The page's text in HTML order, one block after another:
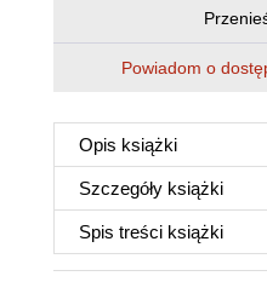
Powiadom o
Opis książki
Szczegóły książki
Spis treści książki